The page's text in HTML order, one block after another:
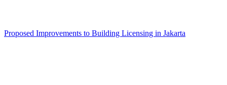
Proposed Improvements to Building Licensing in Jakarta